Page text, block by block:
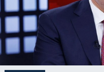
Resmi İlanlar
Rüya Tabirleri